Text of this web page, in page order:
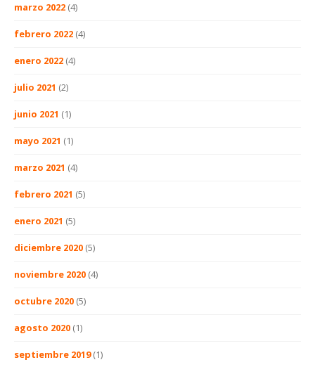
marzo 2022 (4)
febrero 2022 (4)
enero 2022 (4)
julio 2021 (2)
junio 2021 (1)
mayo 2021 (1)
marzo 2021 (4)
febrero 2021 (5)
enero 2021 (5)
diciembre 2020 (5)
noviembre 2020 (4)
octubre 2020 (5)
agosto 2020 (1)
septiembre 2019(1)